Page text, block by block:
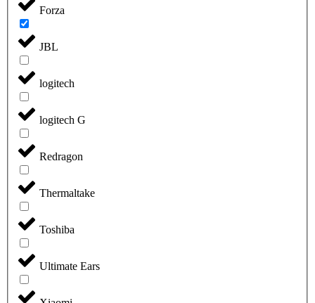
Forza
JBL
logitech
logitech G
Redragon
Thermaltake
Toshiba
Ultimate Ears